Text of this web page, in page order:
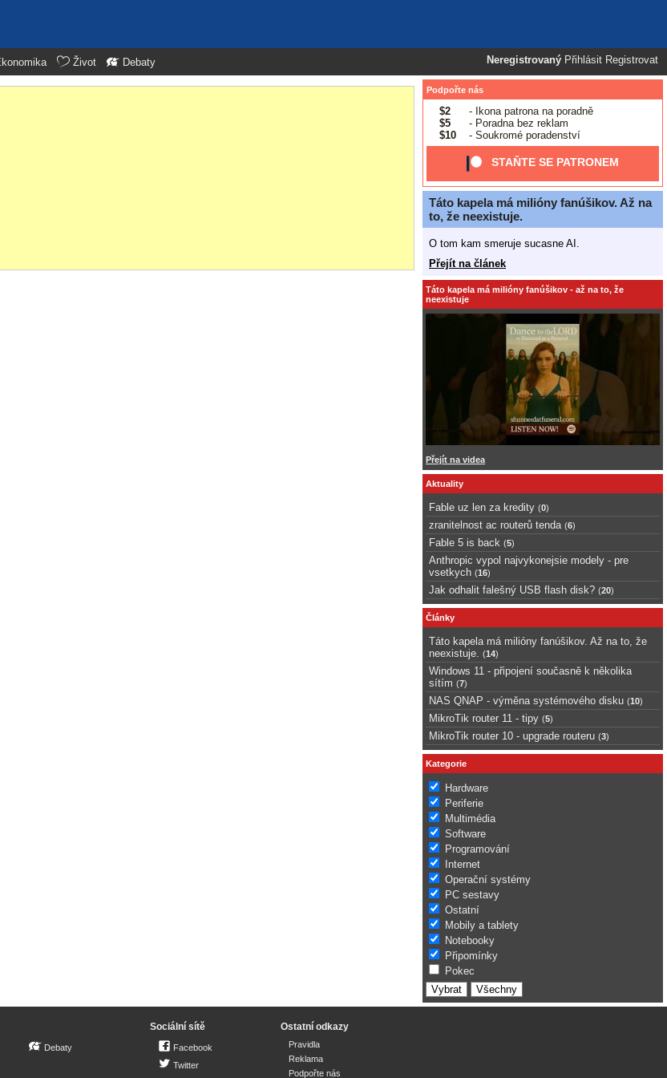
Neregistrovaný Přihlásit Registrovat
Život Debaty
Podpořte nás
$2
- Ikona patrona na poradně
$5
- Poradna bez reklam
$10
- Soukromé poradenství
STAŇTE SE PATRONEM
Táto kapela má milióny fanúšikov. Až na
to, že neexistuje.
O tom kam smeruje sucasne AI.
Přejít na článek
Táto kapela má milióny fanúšikov - až na to, že
neexistuje
Přejít na videa
Aktuality
Fable uz len za kredity (0)
zranitelnost ac routerů tenda (6)
Fable 5 is back (5)
Anthropic vypol najvykonejsie modely - pre
vsetkych (16)
Jak odhalit falešný USB flash disk? (20)
Články
Táto kapela má milióny fanúšikov. Až na to, že
neexistuje.
(14)
Windows 11 - připojení současně k několika
sítím (7)
NAS QNAP - výměna systémového disku (10)
MikroTik router 11 - tipy (5)
MikroTik router 10 - upgrade routeru (3)
Kategorie
Hardware
Periferie
Multimédia
Software
Programování
Internet
Operační systémy
PC sestavy
Ostatní
Mobily a tablety
Notebooky
Připomínky
Pokec
Debaty
Sociální sítě
Facebook
Twitter
Ostatní odkazy
Pravidla
Reklama
Podpořte nás